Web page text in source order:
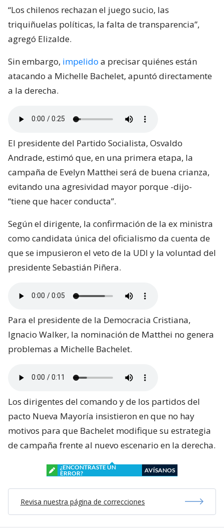
“Los chilenos rechazan el juego sucio, las
triquiñuelas políticas, la falta de transparencia”,
agregó Elizalde.
Sin embargo, impelido a precisar quiénes están
atacando a Michelle Bachelet, apuntó directamente
a la derecha.
El presidente del Partido Socialista, Osvaldo
Andrade, estimó que, en una primera etapa, la
campaña de Evelyn Matthei será de buena crianza,
evitando una agresividad mayor porque -dijo-
“tiene que hacer conducta”.
Según el dirigente, la confirmación de la ex ministra
como candidata única del oficialismo da cuenta de
que se impusieron el veto de la UDI y la voluntad del
presidente Sebastián Piñera.
Para el presidente de la Democracia Cristiana,
Ignacio Walker, la nominación de Matthei no genera
problemas a Michelle Bachelet.
Los dirigentes del comando y de los partidos del
pacto Nueva Mayoría insistieron en que no hay
motivos para que Bachelet modifique su estrategia
de campaña frente al nuevo escenario en la derecha.
¿ENCONTRASTE UN
ERROR?
AVÍSANOS
Revisa nuestra página de correcciones